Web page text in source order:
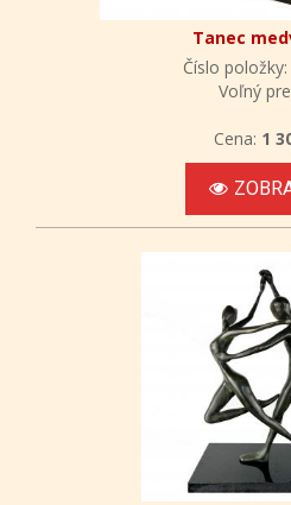
Tanec
Číslo
Voľný
Cena: 1